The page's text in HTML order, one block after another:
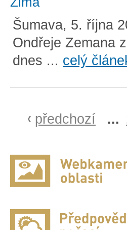
Šumava, 5. října
Ondřeje Zemana
dnes ... celý
předchozí ...